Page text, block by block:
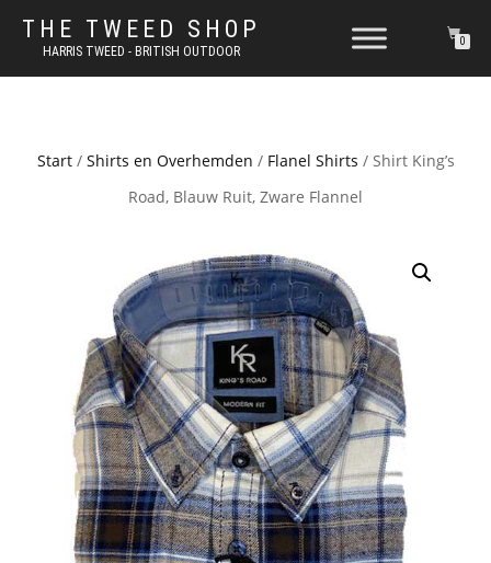
THE TWEED SHOP
HARRIS TWEED - BRITISH OUTDOOR
0
Start/ Shirts en Overhemden / Flanel Shirts / Shirt King’s
Road, Blauw Ruit, Zware Flannel